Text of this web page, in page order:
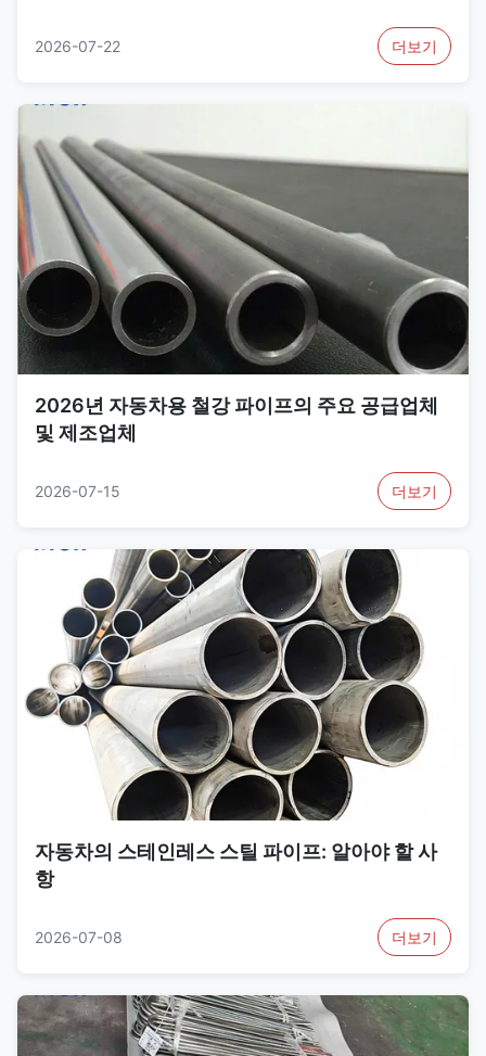
2026-07-22 더보기
2026년 자동차용 철강 파이프의 주요 공급업체
및 제조업체
2026-07-15 더보기
자동차의 스테인레스 스틸 파이프: 알아야 할 사
항
2026-07-08 더보기